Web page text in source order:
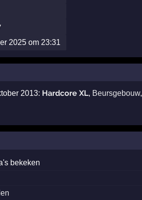
2025 om 23:31
2013: Hardcore XL, Beursgebouw,
bekeken